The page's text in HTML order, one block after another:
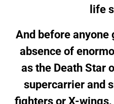
life
And before anyone
absence of
as the Death Star
supercarrier and
fighters or X-